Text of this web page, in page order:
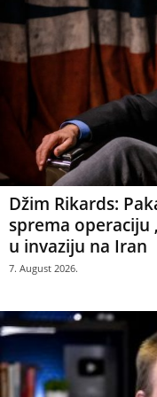
Džim Rikards:
sprema operaciju
u invaziju na Iran
7. August 2026.